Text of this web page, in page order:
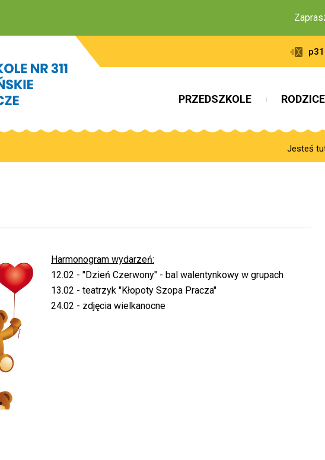
PRZEDSZKOLE RODZICE
Jesteś
Harmonogram wydarzeń:
12.02 - "Dzień Czerwony" - bal walentynkowy w grupach
13.02 - teatrzyk "Kłopoty Szopa Pracza"
24.02 - zdjęcia wielkanocne